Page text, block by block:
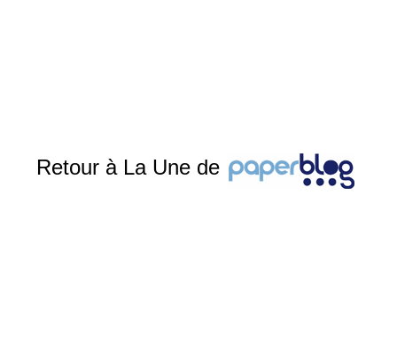
Retour à La Une de